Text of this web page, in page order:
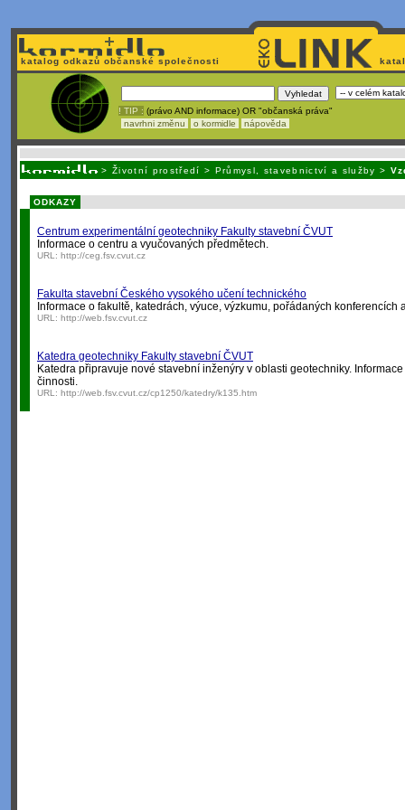
katalog odkazů občanské společnosti
! TIP : (právo AND informace) OR "občanská práva"
navrhni změnu
o kormidle nápověda
> Životní prostředí > Průmysl, stavebnictví a služby >
ODKAZY
Centrum experimentální geotechniky Fakulty stavební ČVUT
Informace o centru a vyučovaných předmětech.
URL: http://ceg.fsv.cvut.cz
Fakulta stavební Českého vysokého učení technického
Informace o fakultě, katedrách, výuce, výzkumu, pořádaných konferencích
URL: http://web.fsv.cvut.cz
Katedra geotechniky Fakulty stavební ČVUT
Katedra připravuje nové stavební inženýry v oblasti geotechniky.
činnosti.
URL: http://web.fsv.cvut.cz/cp1250/katedry/k135.htm